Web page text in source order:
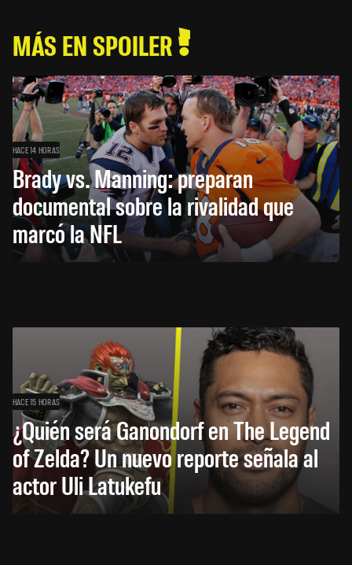
MÁS EN SPOILER
HACE 14 HORAS
Brady vs. Manning: preparan
documental sobre la rivalidad que
marcó la NFL
HACE 15 HORAS
¿Quién será Ganondorf en The Legend
of Zelda? Un nuevo reporte señala al
actor Uli Latukefu